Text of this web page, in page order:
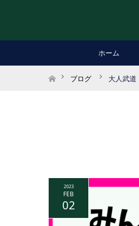
ホーム
ホームブログ 大人武道
2023
FEB
02